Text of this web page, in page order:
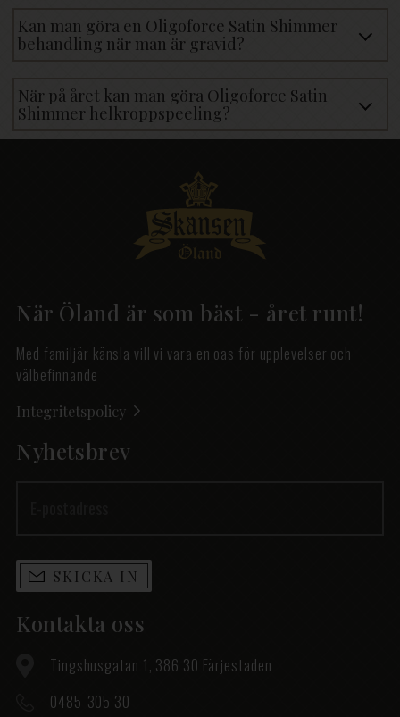
Kan man göra en Oligoforce Satin Shimmer
behandling när man är gravid?
När på året kan man göra Oligoforce Satin
Shimmer helkroppspeeling?
När Öland är som bäst - året runt!
Med familjär känsla vill vi vara en oas för upplevelser och
välbefinnande
Integritetspolicy
Nyhetsbrev
SKICKA IN
Kontakta oss
Tingshusgatan 1, 386 30 Färjestaden
0485-305 30